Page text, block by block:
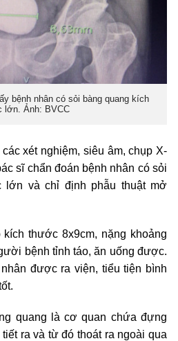
bệnh nhân có sỏi bàng quang kích
lớn. Ảnh: BVCC
xét nghiệm, siêu âm, chụp X-
sĩ chẩn đoán bệnh nhân có sỏi
lớn và chỉ định phẫu thuật mở
thước 8x9cm, nặng khoảng
bệnh tỉnh táo, ăn uống được.
được ra viện, tiểu tiện bình
quang là cơ quan chứa đựng
ra và từ đó thoát ra ngoài qua